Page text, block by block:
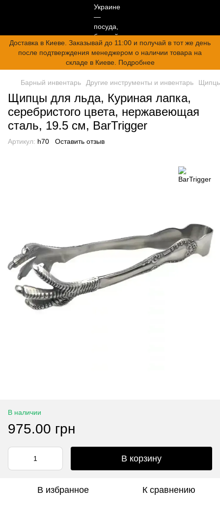
Доставка в Киеве. Заказывай до 11:00 и получай в тот же день
после подтверждения менеджером о наличии товара на
складе в Киеве. Подробнее
Барный инвентарь Другие инструменты и инвентарь
Щипцы для льда, Куриная лапка,
серебристого цвета, нержавеющая
сталь, 19.5 см, BarTrigger
Артикул: h70 Оставить отзыв
В наличии
975.00 грн
В корзину
В избранное К сравнению